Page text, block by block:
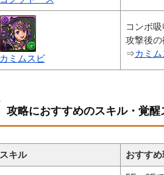
カミムスビ
コンボ
攻撃後の
⇒カミ
攻略におすすめのスキル・覚醒
スキル おすすめ